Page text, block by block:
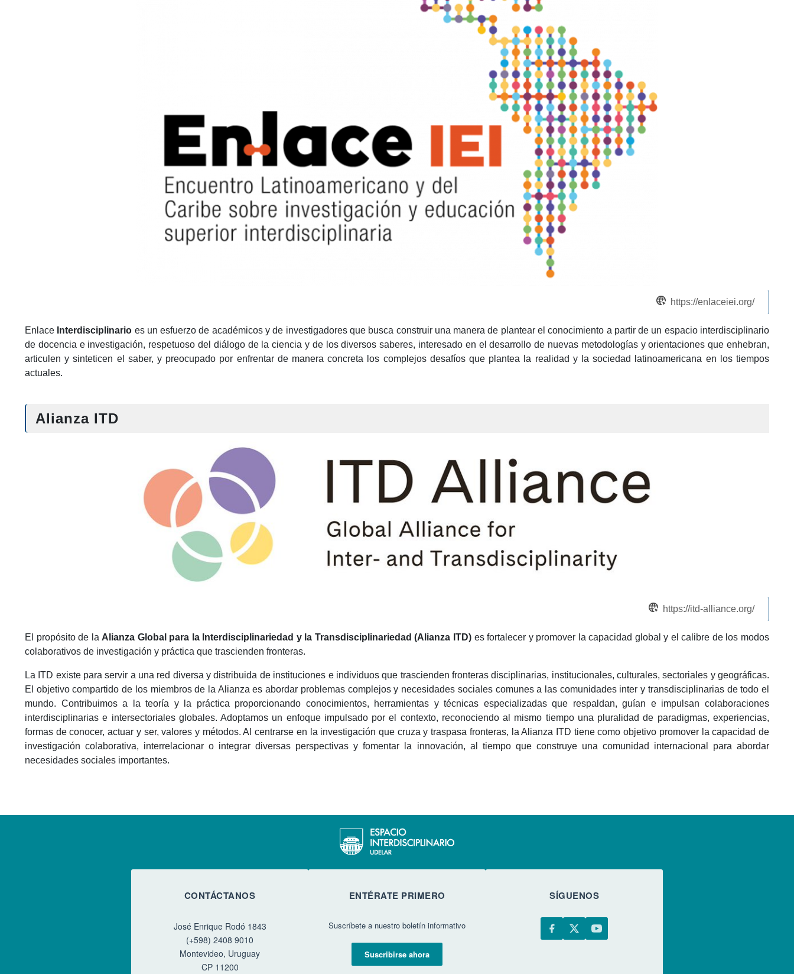
https://enlaceiei.org/
Enlace Interdisciplinario es un esfuerzo de académicos y de investigadores que busca construir una manera de plantear el conocimiento a partir de un espacio interdisciplinario
de docencia e investigación, respetuoso del diálogo de la ciencia y de los diversos saberes, interesado en el desarrollo de nuevas metodologías y orientaciones que enhebran,
articulen y sinteticen el saber, y preocupado por enfrentar de manera concreta los complejos desafíos que plantea la realidad y la sociedad latinoamericana en los tiempos
actuales.
Alianza ITD
https://itd-alliance.org/
El propósito de la Alianza Global para la Interdisciplinariedad y la Transdisciplinariedad (Alianza ITD) es fortalecer y promover la capacidad global y el calibre de los modos
colaborativos de investigación y práctica que trascienden fronteras.
La ITD existe para servir a una red diversa y distribuida de instituciones e individuos que trascienden fronteras disciplinarias, institucionales, culturales, sectoriales y geográficas.
El objetivo compartido de los miembros de la Alianza es abordar problemas complejos y necesidades sociales comunes a las comunidades inter y transdisciplinarias de todo el
mundo. Contribuimos a la teoría y la práctica proporcionando conocimientos, herramientas y técnicas especializadas que respaldan, guían e impulsan colaboraciones
interdisciplinarias e intersectoriales globales. Adoptamos un enfoque impulsado por el contexto, reconociendo al mismo tiempo una pluralidad de paradigmas, experiencias,
formas de conocer, actuar y ser, valores y métodos. Al centrarse en la investigación que cruza y traspasa fronteras, la Alianza ITD tiene como objetivo promover la capacidad de
investigación colaborativa, interrelacionar o integrar diversas perspectivas y fomentar la innovación, al tiempo que construye una comunidad internacional para abordar
necesidades sociales importantes.
CONTÁCTANOS
José Enrique Rodó 1843
(+598) 2408 9010
Montevideo, Uruguay
CP 11200
ENTÉRATE PRIMERO
Suscríbete a nuestro boletín informativo
Suscribirse ahora
SÍGUENOS